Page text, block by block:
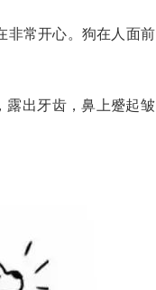
常开心。狗在人面前
出牙齿，鼻上蹙起皱